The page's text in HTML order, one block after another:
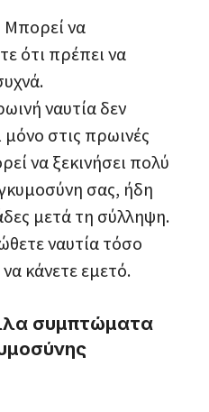
Μπορεί να
ότι πρέπει να
ναυτία δεν
μόνο στις πρωινές
να ξεκινήσει πολύ
σας, ήδη
μετά τη σύλληψη.
ναυτία τόσο
κάνετε εμετό.
συμπτώματα